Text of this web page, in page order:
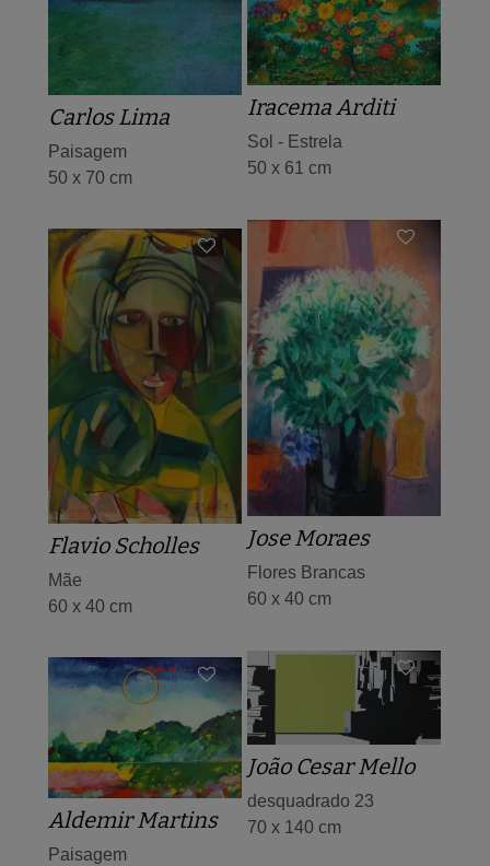
Iracema Arditi
Sol - Estrela
50 x 61 cm
Carlos Lima
Paisagem
50 x 70 cm
Jose Moraes
Flores Brancas
60 x 40 cm
Flavio Scholles
Mãe
60 x 40 cm
João Cesar Mello
desquadrado 23
70 x 140 cm
Aldemir Martins
Paisagem